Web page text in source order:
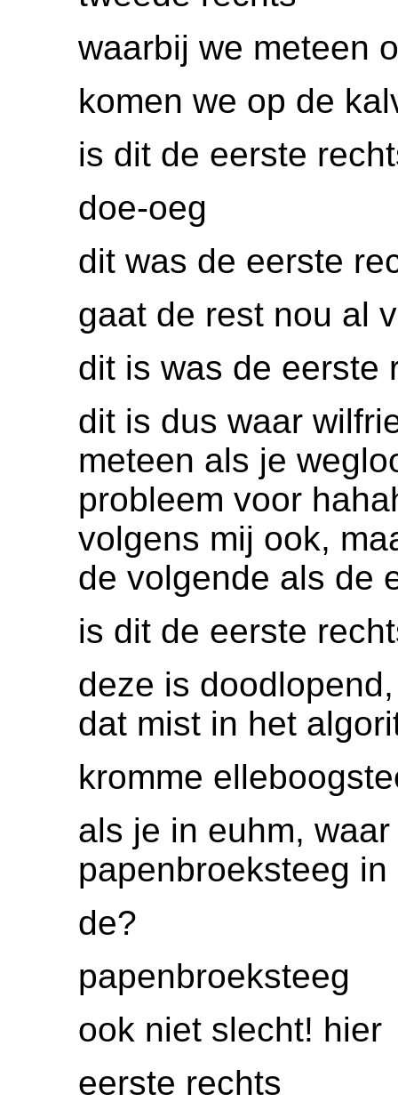
waarbij we meteen
komen we op de
is dit de eerste
doe-oeg
dit was de eerste
gaat de rest nou al
dit is was de eerste
dit is dus waar
meteen als je
probleem voor
volgens mij ook,
de volgende als de
is dit de eerste
deze is
dat mist in het
kromme
als je in euhm,
papenbroeksteeg in
de?
papenbroeksteeg
ook niet slecht! hier
eerste rechts